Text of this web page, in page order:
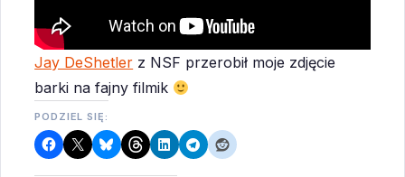
Jay DeShetler z NSF przerobił moje zdjęcie
barki na fajny filmik
PODZIEL SIĘ: